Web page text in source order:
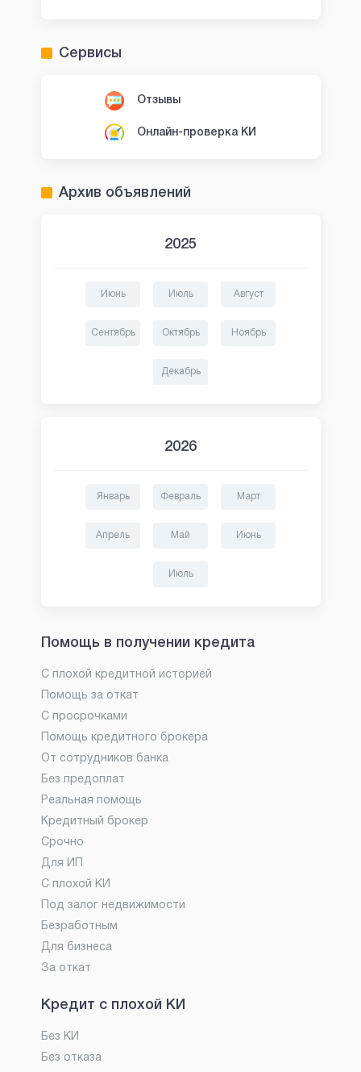
Сервисы
Отзывы
Онлайн-проверка КИ
Архив объявлений
2025
Июнь Июль Август
Сентябрь Октябрь Ноябрь
Декабрь
2026
Январь Февраль Март
Апрель Май Июнь
Июль
Помощь в получении кредита
С плохой кредитной историей
Помощь за откат
С просрочками
Помощь кредитного брокера
От сотрудников банка
Без предоплат
Реальная помощь
Кредитный брокер
Срочно
Для ИП
С плохой КИ
Под залог недвижимости
Безработным
Для бизнеса
За откат
Кредит с плохой КИ
Без КИ
Без отказа